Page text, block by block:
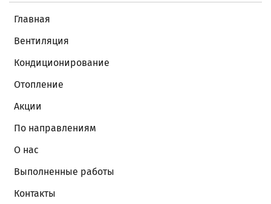
Главная
Вентиляция
Кондиционирование
Отопление
Акции
По направлениям
О нас
Выполненные работы
Контакты